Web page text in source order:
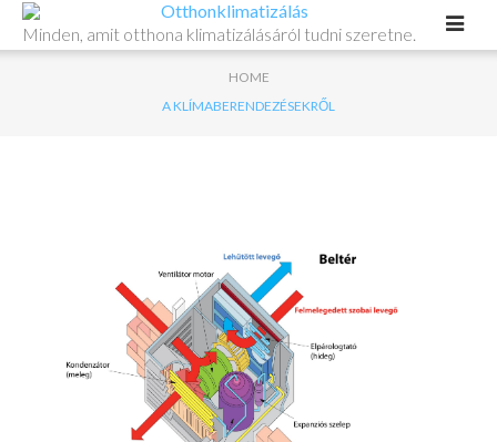
Minden, amit otthona klimatizálásáról tudni szeretne.
HOME
A KLÍMABERENDEZÉSEKRŐL